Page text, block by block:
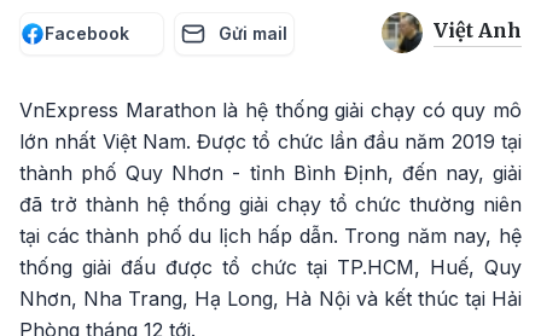
Facebook Gửi mail Việt Anh
VnExpress Marathon là hệ thống giải chạy có quy mô
lớn nhất Việt Nam. Được tổ chức lần đầu năm 2019 tại
thành phố Quy Nhơn - tỉnh Bình Định, đến nay, giải
đã trở thành hệ thống giải chạy tổ chức thường niên
tại các thành phố du lịch hấp dẫn. Trong năm nay, hệ
thống giải đấu được tổ chức tại TP.HCM, Huế, Quy
Nhơn, Nha Trang, Hạ Long, Hà Nội và kết thúc tại Hải
Phòng tháng 12 tới.